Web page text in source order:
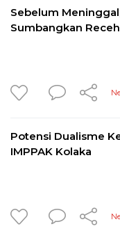
Sebelum
Sumbangkan
Potensi Dualisme
IMPPAK Kolaka